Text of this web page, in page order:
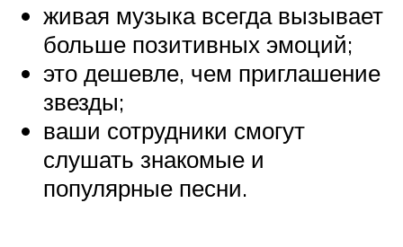
живая музыка всегда вызывает
больше позитивных эмоций;
это дешевле, чем приглашение
звезды;
ваши сотрудники смогут
слушать знакомые и
популярные песни.